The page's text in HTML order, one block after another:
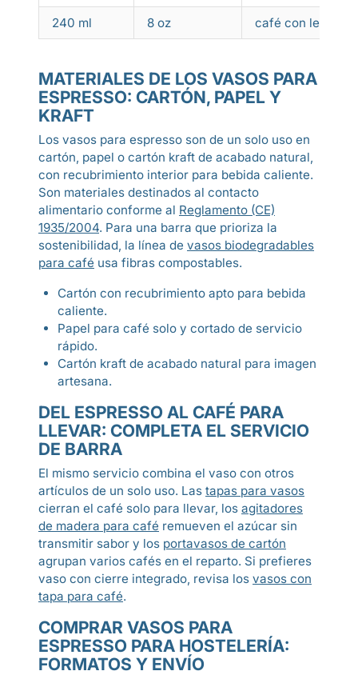
240 ml 8 oz café con leche,
MATERIALES DE LOS VASOS PARA
ESPRESSO: CARTÓN, PAPEL Y
KRAFT
Los vasos para espresso son de un solo uso en
cartón, papel o cartón kraft de acabado natural,
con recubrimiento interior para bebida caliente.
Son materiales destinados al contacto
alimentario conforme al Reglamento (CE)
1935/2004. Para una barra que prioriza la
sostenibilidad, la línea de vasos biodegradables
para café usa fibras compostables.
Cartón con recubrimiento apto para bebida
caliente.
Papel para café solo y cortado de servicio
rápido.
Cartón kraft de acabado natural para imagen
artesana.
DEL ESPRESSO AL CAFÉ PARA
LLEVAR: COMPLETA EL SERVICIO
DE BARRA
El mismo servicio combina el vaso con otros
artículos de un solo uso. Las tapas para vasos
cierran el café solo para llevar, los agitadores
de madera para café remueven el azúcar sin
transmitir sabor y los portavasos de cartón
agrupan varios cafés en el reparto. Si prefieres
vaso con cierre integrado, revisa los vasos con
tapa para café.
COMPRAR VASOS PARA
ESPRESSO PARA HOSTELERÍA:
FORMATOS Y ENVÍO